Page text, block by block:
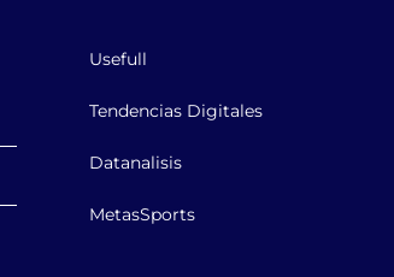
Usefull
Tendencias Digitales
Datanalisis
MetasSports